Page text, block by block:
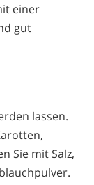
einer
gut
lassen.
Sie mit Salz,